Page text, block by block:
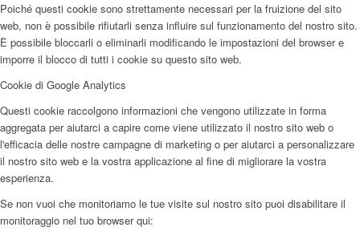
Poiché questi cookie sono strettamente necessari per la fruizione del sito
web, non è possibile rifiutarli senza influire sul funzionamento del nostro sito.
È possibile bloccarli o eliminarli modificando le impostazioni del browser e
imporre il blocco di tutti i cookie su questo sito web.
Cookie di Google Analytics
Questi cookie raccolgono informazioni che vengono utilizzate in forma
aggregata per aiutarci a capire come viene utilizzato il nostro sito web o
l'efficacia delle nostre campagne di marketing o per aiutarci a personalizzare
il nostro sito web e la vostra applicazione al fine di migliorare la vostra
esperienza.
Se non vuoi che monitoriamo le tue visite sul nostro sito puoi disabilitare il
monitoraggio nel tuo browser qui: